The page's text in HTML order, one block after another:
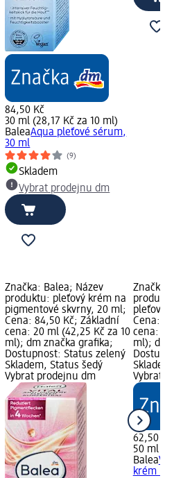
84,50 Kč
30 ml (28,17 Kč za 10 ml)
BaleaAqua pleťové sérum,
30 ml
(9)
Skladem
Vybrat prodejnu dm
Značka: Balea; Název
produktu: pleťový krém na
pigmentové skvrny, 20 ml;
Cena: 84,50 Kč; Základní
cena: 20 ml (42,25 Kč za 10
ml); dm značka grafika;
Dostupnost: Status zelený
Skladem, Status šedý
Vybrat prodejnu dm
Značka:
pleťový
Cena:
cena: 50
ml); dm
Vybrat
62,50 Kč
50 ml
Balea
krém